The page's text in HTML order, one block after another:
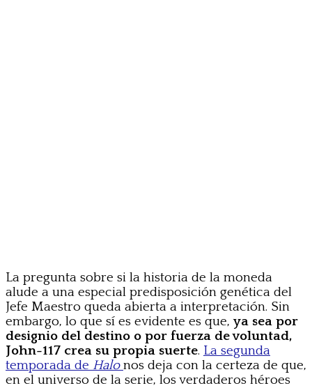
La pregunta sobre si la historia de la moneda
alude a una especial predisposición genética del
Jefe Maestro queda abierta a interpretación. Sin
embargo, lo que sí es evidente es que, ya sea por
designio del destino o por fuerza de voluntad,
John-117 crea su propia suerte. La segunda
temporada de Halo nos deja con la certeza de que,
en el universo de la serie, los verdaderos héroes